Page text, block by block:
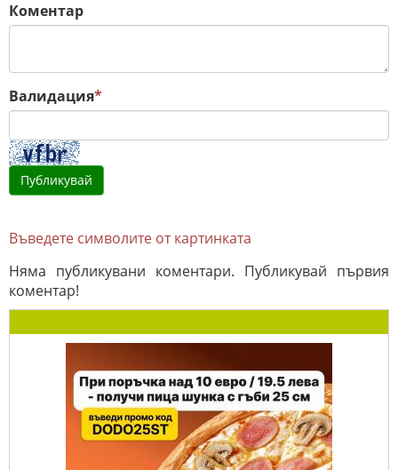
Коментар
Валидация*
Въведете символите от картинката
Няма публикувани коментари. Публикувай първия
коментар!